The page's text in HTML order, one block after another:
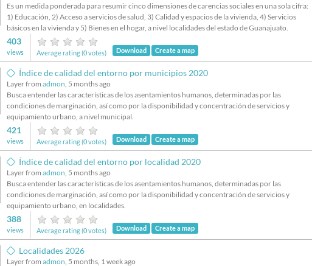
Es un medida ponderada para resumir cinco dimensiones de carencias sociales en una sola cifra:
1) Educación, 2) Acceso a servicios de salud, 3) Calidad y espacios de la vivienda, 4) Servicios
básicos en la vivienda y 5) Bienes en el hogar, a nivel localidades del estado de Guanajuato.
403
views Average rating (0 votes) Download Create a map
Índice de calidad del entorno por municipios 2020
Layer from admon , 5 months ago
Busca entender las características de los asentamientos humanos, determinadas por las
condiciones de marginación, así como por la disponibilidad y concentración de servicios y
equipamiento urbano, a nivel municipal.
421
views Average rating (0 votes) Download Create a map
Índice de calidad del entorno por localidad 2020
Layer from admon , 5 months ago
Busca entender las características de los asentamientos humanos, determinadas por las
condiciones de marginación, así como por la disponibilidad y concentración de servicios y
equipamiento urbano, en localidades.
388
views Average rating (0 votes) Download Create a map
Localidades 2026
Layer from admon , 5 months, 1 week ago